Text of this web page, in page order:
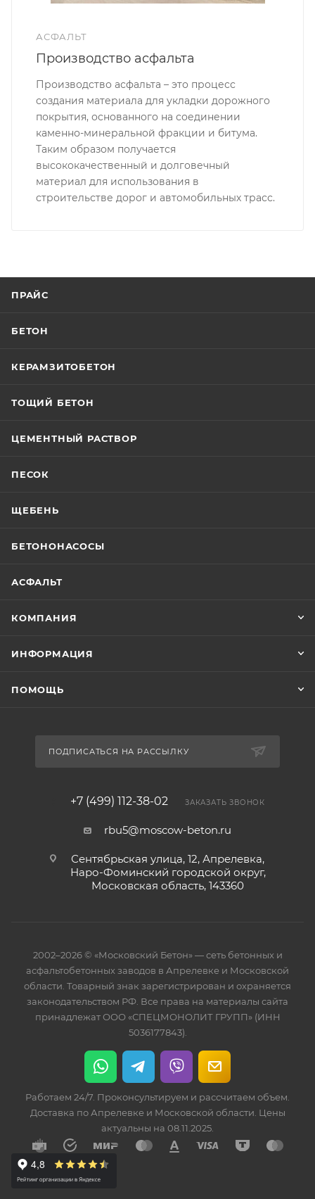
АСФАЛЬТ
Производство асфальта
Производство асфальта – это процесс
создания материала для укладки дорожного
покрытия, основанного на соединении
каменно-минеральной фракции и битума.
Таким образом получается
высококачественный и долговечный
материал для использования в
строительстве дорог и автомобильных трасс.
ПРАЙС
БЕТОН
КЕРАМЗИТОБЕТОН
ТОЩИЙ БЕТОН
ЦЕМЕНТНЫЙ РАСТВОР
ПЕСОК
ЩЕБЕНЬ
БЕТОНОНАСОСЫ
АСФАЛЬТ
КОМПАНИЯ
ИНФОРМАЦИЯ
ПОМОЩЬ
ПОДПИСАТЬСЯ НА РАССЫЛКУ
+7 (499) 112-38-02 ЗАКАЗАТЬ ЗВОНОК
rbu5@moscow-beton.ru
Сентябрьская улица, 12, Апрелевка,
Наро-Фоминский городской округ,
Московская область, 143360
2002–2026 © «Московский Бетон» — сеть бетонных и
асфальтобетонных заводов в Апрелевке и Московской
области. Товарный знак зарегистрирован и охраняется
законодательством РФ. Все права на материалы сайта
принадлежат ООО «СПЕЦМОНОЛИТ ГРУПП» (ИНН
5036177843).
Работаем 24/7. Проконсультируем и рассчитаем объем.
Доставка по Апрелевке и Московской области. Цены
актуальны на 08.11.2025.